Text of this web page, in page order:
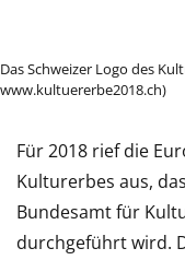
Das Schweizer Logo des
www.kultuererbe2018.ch)
Für 2018 rief die
Kulturerbes aus,
Bundesamt für
durchgeführt wird.